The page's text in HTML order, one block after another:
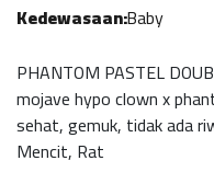
Kedewasaan:Baby
PHANTOM PASTEL
mojave hypo clown x
sehat, gemuk, tidak ada
Mencit, Rat